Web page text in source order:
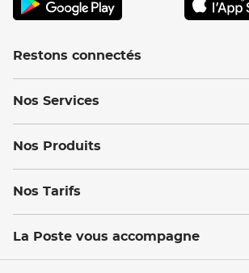
Restons connectés
Nos Services
Nos Produits
Nos Tarifs
La Poste vous accompagne